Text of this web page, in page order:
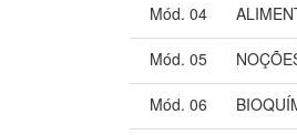
Mód. 04
Mód. 05
Mód. 06